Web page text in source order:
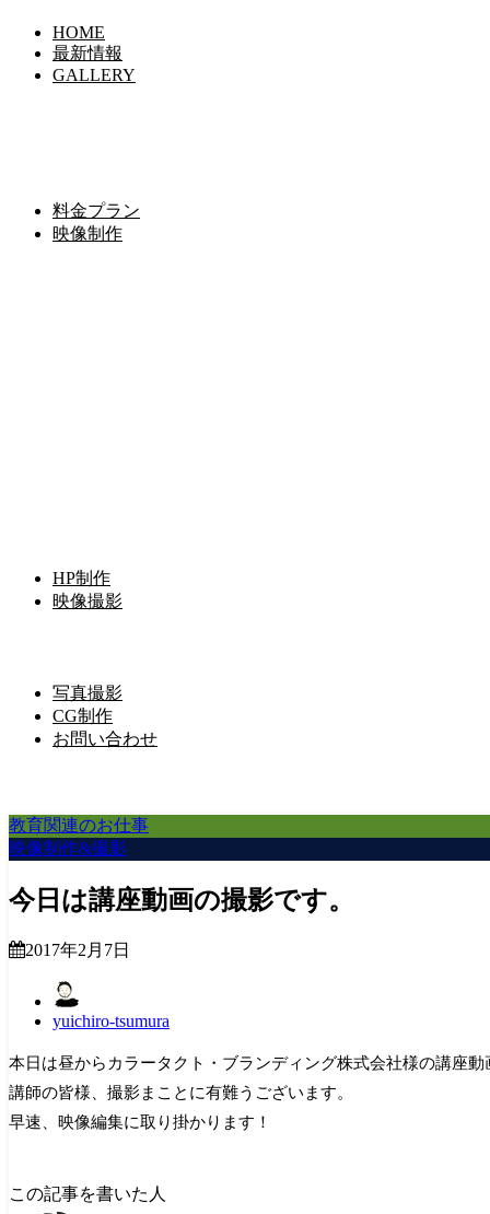
HOME
最新情報
GALLERY
料金プラン
映像制作
HP制作
映像撮影
写真撮影
CG制作
お問い合わせ
教育関連のお仕事
映像制作&撮影
今日は講座動画の撮影です。
2017年2月7日
yuichiro-tsumura
本日は昼からカラータクト・ブランディング株式会社様の講座
講師の皆様、撮影まことに有難うございます。
早速、映像編集に取り掛かります！
この記事を書いた人